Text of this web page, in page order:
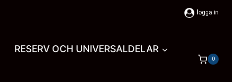
logga in
RESERV OCH UNIVERSALDELAR
0